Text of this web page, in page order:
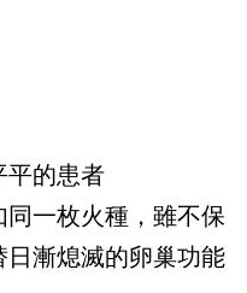
平的患者
一枚火種，雖不保
漸熄滅的卵巢功能